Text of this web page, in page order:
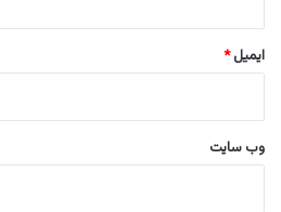
ایمیل*
وب‌ سایت